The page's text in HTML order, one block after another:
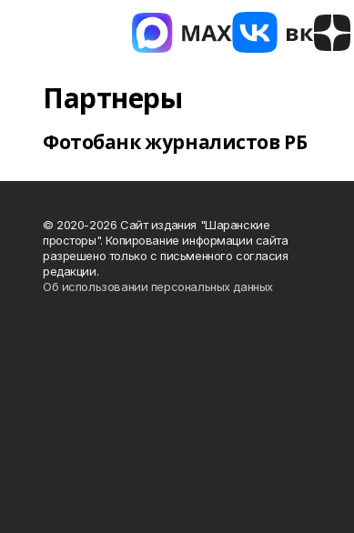
Партнеры
Фотобанк журналистов РБ
© 2020-2026 Сайт издания "Шаранские
просторы". Копирование информации сайта
разрешено только с письменного согласия
редакции.
Об использовании персональных данных